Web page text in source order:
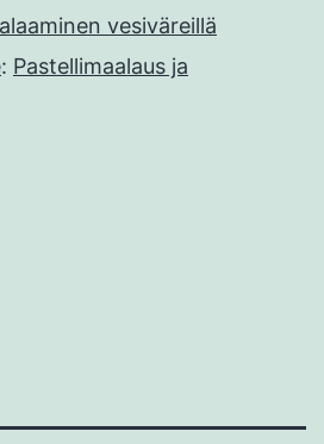
vesiväreillä
: Pastellimaalaus ja